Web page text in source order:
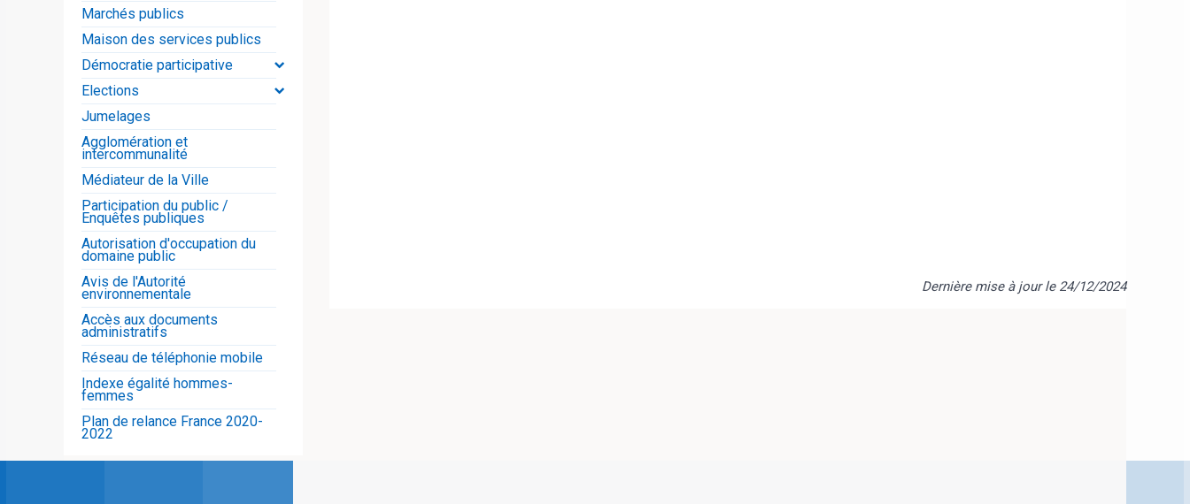
Dernière mise à jour le 24/12/2024
Marchés publics
Maison des services publics
Démocratie participative
Elections
Jumelages
Agglomération et
intercommunalité
Médiateur de la Ville
Participation du public /
Enquêtes publiques
Autorisation d'occupation du
domaine public
Avis de l'Autorité
environnementale
Accès aux documents
administratifs
Réseau de téléphonie mobile
Indexe égalité hommes-
femmes
Plan de relance France 2020-
2022